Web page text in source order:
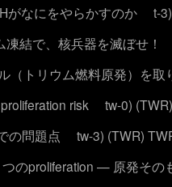
がなにをやらかすのか
t-
結で、核兵器を滅ぼせ！
（トリウム燃料原発）を取
risk
tw-0)
の問題点
tw-3) (TWR)
のproliferation — 原発その